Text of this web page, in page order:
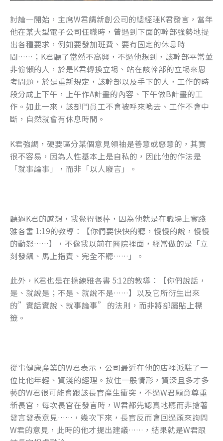
討論一開始，主席W君請新創公司的總經理K君發言，當年
他在某大型電子公司任職時，曾遇到下面的幹部強勢地提
出各種要求，例如要發加班費、要有固定的休息時
間……；K君聽了當然不高興，不過他想到，該幹部平常並
非偷懶的人，於是K君轉換立場、站在該幹部的立場來思
考問題，於是重新規定，該幹部以及手下的人，工作的時
段分成上下午，上午作A計畫的內容、下午做B計畫的工
作。如此一來，該部門員工不會被呼來喚去、工作不會中
斷，自然就會有休息時間。
K君強調，硬要區分某個意見領袖是善意或惡意的，其實
很不容易，因為人性基本上是自私的，因此他的作法是
「就事論事」，而非「以人廢言」。
聽過K君的感想，我覺得很棒，因為他就是在職場上實踐
雅各書 1:19的教導：【你們要快快的聽，慢慢的說，慢慢
的動怒……】，不像我以前在醫院裡面，經常做的是「立
刻發飆、馬上指責、完全不聽……」。
此外，K君也是在操練雅各書 5:12的教導：【你們說話，
是、就說是；不是、就說不是……】以及它所衍生出來
的”實話實說、就事論事” 的法則，而非將部屬貼上標
籤。
從事健康產業的W君表示，公司最近在他的店裡派駐了一
位比他年輕、資淺的經理。按住一般情形，資深且多才多
藝的W君很可能會跟該長官產生衝突，不過W君願意尊重
新長官，每次長官在發言時，W君都先認真地聽而非搶著
發言發表意見……，幾次下來，長官反而會回過頭來詢問
W君的意見，此時的他才提出建議……，結果就是W君跟